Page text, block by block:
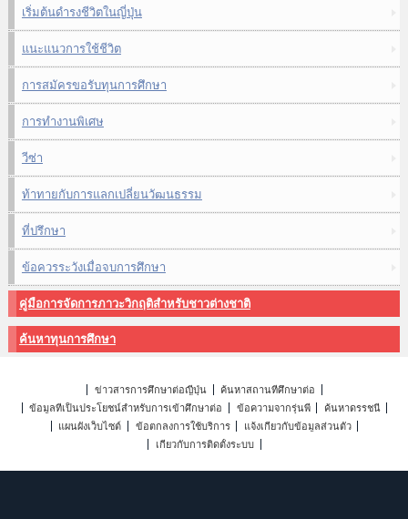
เริ่มต้นดำรงชีวิตในญี่ปุ่น
แนะแนวการใช้ชีวิต
การสมัครขอรับทุนการศึกษา
การทำงานพิเศษ
วีซ่า
ท้าทายกับการแลกเปลี่ยนวัฒนธรรม
ที่ปรึกษา
ข้อควรระวังเมื่อจบการศึกษา
คู่มือการจัดการภาวะวิกฤติสำหรับชาวต่างชาติ
ค้นหาทุนการศึกษา
ข่าวสารการศึกษาต่อญี่ปุ่น
ค้นหาสถานที่ศึกษาต่อ
ข้อมูลที่เป็นประโยชน์สำหรับการเข้าศึกษาต่อ
ข้อความจากรุ่นพี่
ค้นหาดรรชนี
แผนผังเว็บไซต์
ข้อตกลงการใช้บริการ
แจ้งเกี่ยวกับข้อมูลส่วนตัว
เกี่ยวกับการติดตั้งระบบ